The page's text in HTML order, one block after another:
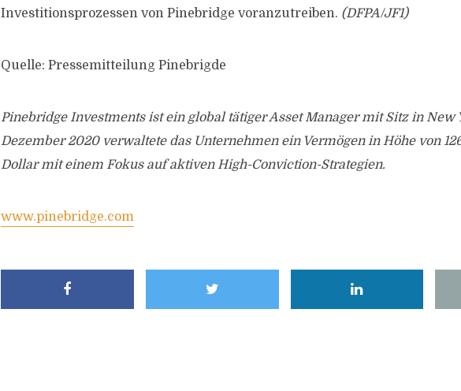
Investitionsprozessen von Pinebridge voranzutreiben. (DFPA/JF1)
Quelle: Pressemitteilung Pinebrigde
Pinebridge Investments ist ein global tätiger Asset Manager mit Sitz in New
Dezember 2020 verwaltete das Unternehmen ein Vermögen in Höhe von
Dollar mit einem Fokus auf aktiven High-Conviction-Strategien.
www.pinebridge.com